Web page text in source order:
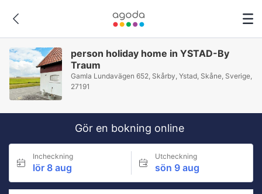
person holiday home in YSTAD-By
Traum
Gamla Lundavägen 652, Skårby, Ystad, Skåne, Sverige,
27191
Gör en bokning online
Incheckning
lör 8 aug
Utcheckning
sön 9 aug